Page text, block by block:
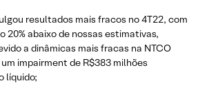
resultados mais fracos no 4T22, com
20% abaixo de nossas estimativas,
a dinâmicas mais fracas na NTCO
impairment de R$383 milhões
líquido;